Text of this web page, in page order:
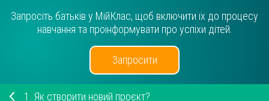
Запросіть батьків у МійКлас, щоб включити їх до процесу
навчання та проінформувати про успіхи дітей.
Запросити
1. Як створити новий проєкт?